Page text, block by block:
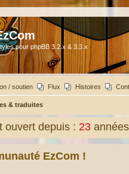
pour phpBB 3.2.x & 3.3.x
/ soutien Flux Histoires
& traduites
ouvert depuis : 23années
EzCom !